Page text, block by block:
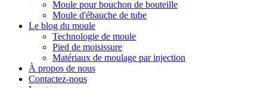
Moule pour bouchon de bouteille
Moule d'ébauche de tube
Le blog du moule
Technologie de moule
Pied de moisissure
Matériaux de moulage par injection
À propos de nous
Contactez-nous